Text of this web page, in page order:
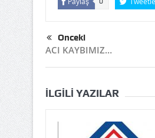
Önceki
ACI KAYBIMIZ…
İLGILI YAZILAR